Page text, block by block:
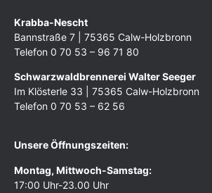
Krabba-Nescht
Bannstraße 7 | 75365 Calw-Holzbronn
Telefon 0 70 53 – 96 71 80
Schwarzwaldbrennerei Walter Seeger
Im Klösterle 33 | 75365 Calw-Holzbronn
Telefon 0 70 53 – 62 56
Unsere Öffnungszeiten:
Montag, Mittwoch-Samstag:
17:00 Uhr-23.00 Uhr